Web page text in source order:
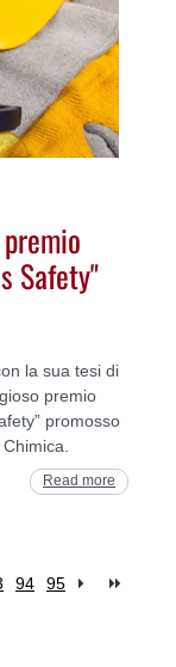
Safety"
la sua tesi di
premio
promosso
Read more
94 95